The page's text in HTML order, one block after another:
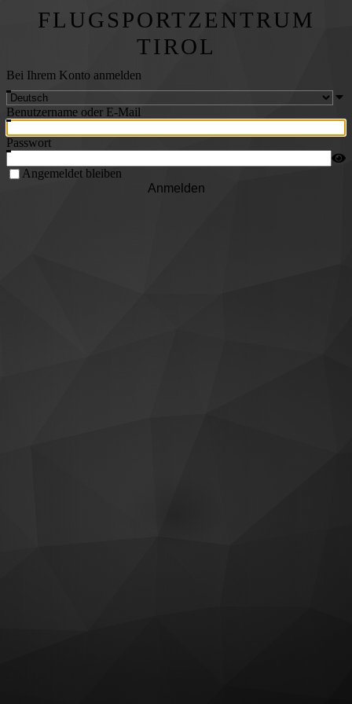
FLUGSPORTZENTRUM
TIROL
Bei Ihrem Konto anmelden
Benutzername oder E-Mail
Passwort
Angemeldet bleiben
Anmelden